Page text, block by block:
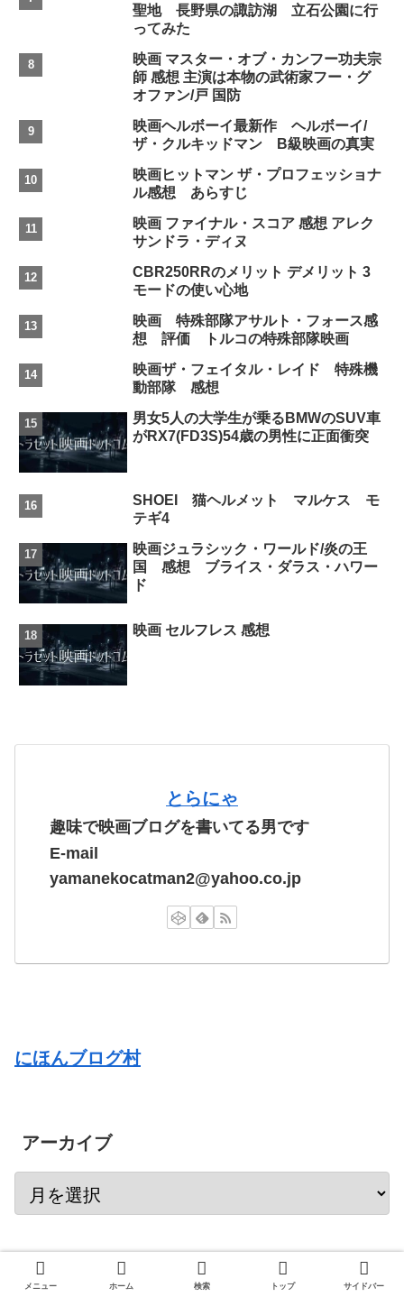
聖地 長野県の諏訪湖 立石公園に行
ってみた
映画 マスター・オブ・カンフー功夫宗
師 感想 主演は本物の武術家フー・グ
オファン/戸 国防
映画ヘルボーイ最新作 ヘルボーイ/
ザ・クルキッドマン B級映画の真実
映画ヒットマン ザ・プロフェッショナ
ル感想 あらすじ
映画 ファイナル・スコア 感想 アレク
サンドラ・ディヌ
CBR250RRのメリット デメリット 3
モードの使い心地
映画 特殊部隊アサルト・フォース感
想 評価 トルコの特殊部隊映画
映画ザ・フェイタル・レイド 特殊機
動部隊 感想
男女5人の大学生が乗るBMWのSUV車
がRX7(FD3S)54歳の男性に正面衝突
SHOEI 猫ヘルメット マルケス モ
テギ4
映画ジュラシック・ワールド/炎の王
国 感想 ブライス・ダラス・ハワー
ド
映画 セルフレス 感想
とらにゃ
趣味で映画ブログを書いてる男です
E-mail
yamanekocatman2@yahoo.co.jp
にほんブログ村
アーカイブ
カテゴリー
メニュー ホーム 検索 トップ サイドバー